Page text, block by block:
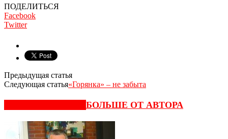
ПОДЕЛИТЬСЯ
Facebook
Twitter
Предыдущая статья
Следующая статья«Горянка» – не забыта
БОЛЬШЕ ОТ АВТОРА